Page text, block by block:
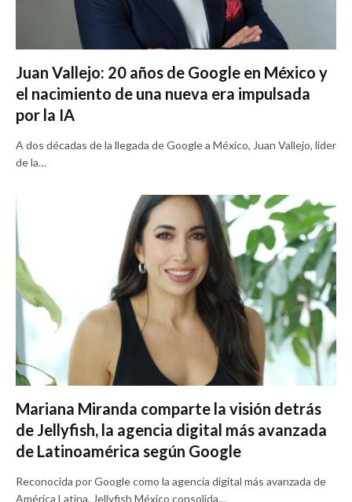
Juan Vallejo: 20 años de Google en México y
el nacimiento de una nueva era impulsada
por la IA
A dos décadas de la llegada de Google a México, Juan Vallejo, líder
de la…
Mariana Miranda comparte la visión detrás
de Jellyfish, la agencia digital más avanzada
de Latinoamérica según Google
Reconocida por Google como la agencia digital más avanzada de
América Latina, Jellyfish México consolida…